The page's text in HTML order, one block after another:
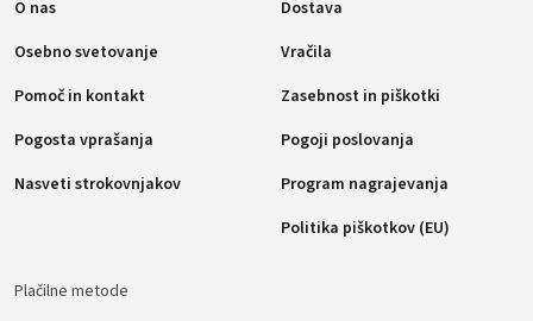
O nas
Osebno svetovanje
Pomoč in kontakt
Pogosta vprašanja
Nasveti strokovnjakov
Dostava
Vračila
Zasebnost in piškotki
Pogoji poslovanja
Program nagrajevanja
Politika piškotkov (EU)
Plačilne metode